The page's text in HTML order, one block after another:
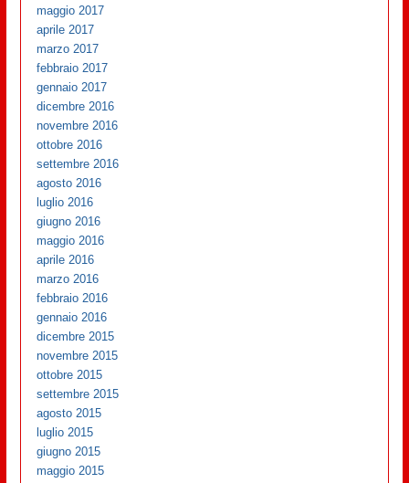
maggio 2017
aprile 2017
marzo 2017
febbraio 2017
gennaio 2017
dicembre 2016
novembre 2016
ottobre 2016
settembre 2016
agosto 2016
luglio 2016
giugno 2016
maggio 2016
aprile 2016
marzo 2016
febbraio 2016
gennaio 2016
dicembre 2015
novembre 2015
ottobre 2015
settembre 2015
agosto 2015
luglio 2015
giugno 2015
maggio 2015